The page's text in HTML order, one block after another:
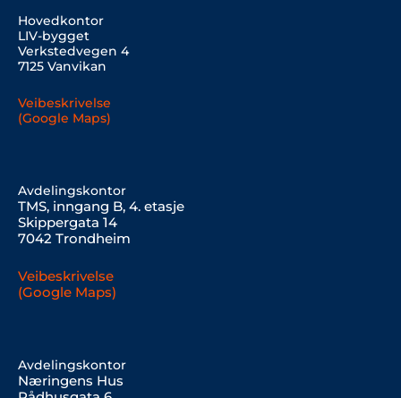
Hovedkontor
LIV-bygget
Verkstedvegen 4
7125 Vanvikan
Veibeskrivelse
(Google Maps)
Avdelingskontor
TMS, inngang B, 4. etasje
Skippergata 14
7042 Trondheim
Veibeskrivelse
(Google Maps)
Avdelingskontor
Næringens Hus